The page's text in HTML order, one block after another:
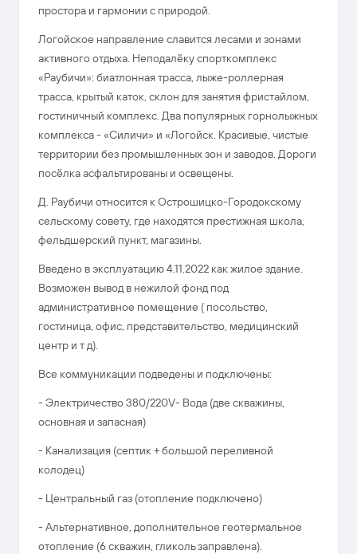
простора и гармонии с природой.
Логойское направление славится лесами и зонами
активного отдыха. Неподалёку спорткомплекс
«Раубичи»: биатлонная трасса, лыже-роллерная
трасса, крытый каток, склон для занятия фристайлом,
гостиничный комплекс. Два популярных горнолыжных
комплекса - «Силичи» и «Логойск. Красивые, чистые
территории без промышленных зон и заводов. Дороги
посёлка асфальтированы и освещены.
Д. Раубичи относится к Острошицко-Городокскому
сельскому совету, где находятся престижная школа,
фельдшерский пункт, магазины.
Введено в эксплуатацию 4.11.2022 как жилое здание.
Возможен вывод в нежилой фонд под
административное помещение ( посольство,
гостиница, офис, представительство, медицинский
центр и т д).
Все коммуникации подведены и подключены:
- Электричество 380/220V- Вода (две скважины,
основная и запасная)
- Канализация (септик + большой переливной
колодец)
- Центральный газ (отопление подключено)
- Альтернативное, дополнительное геотермальное
отопление (6 скважин, гликоль заправлена).